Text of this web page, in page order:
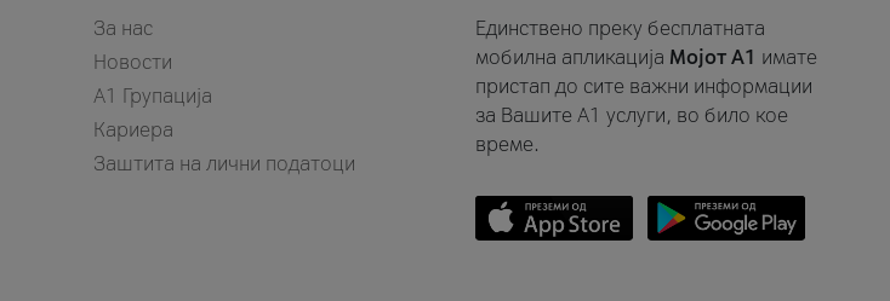
За нас
Новости
А1 Групација
Кариера
Заштита на лични податоци
Единствено преку бесплатната
мобилна апликација Мојот A1 имате
пристап до сите важни информации
за Вашите A1 услуги, во било кое
време.